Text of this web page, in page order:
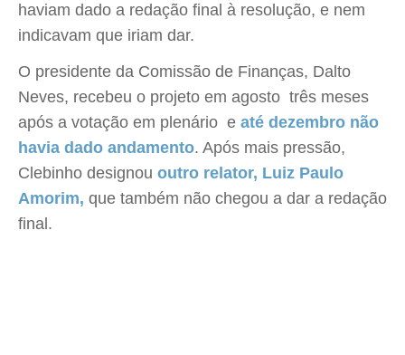
haviam dado a redação final à resolução, e nem
indicavam que iriam dar.
O presidente da Comissão de Finanças, Dalto
Neves, recebeu o projeto em agosto  três meses
após a votação em plenário  e até dezembro não
havia dado andamento. Após mais pressão,
Clebinho designou outro relator, Luiz Paulo
Amorim, que também não chegou a dar a redação
final.